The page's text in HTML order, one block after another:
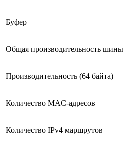
Буфер
Общая производительность шины
Производительность (64 байта)
Количество MAC-адресов
Количество IPv4 маршрутов